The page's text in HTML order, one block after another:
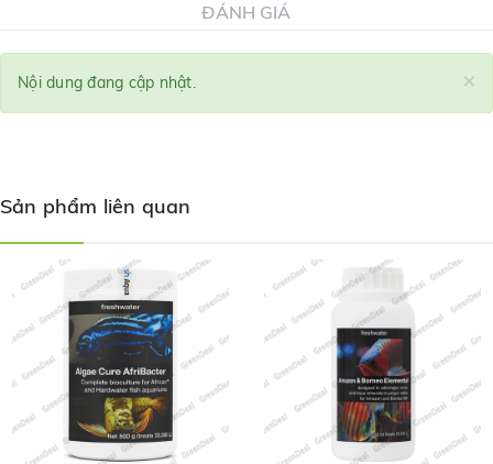
ĐÁNH GIÁ
×
Nội dung đang cập nhật.
Sản phẩm liên quan